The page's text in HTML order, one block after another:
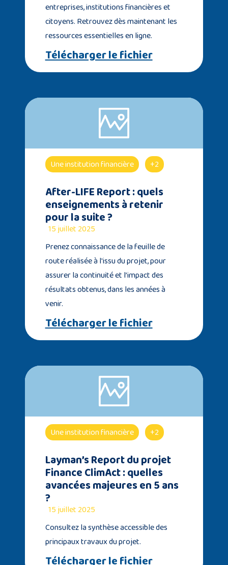
entreprises, institutions financières et
citoyens. Retrouvez dès maintenant les
ressources essentielles en ligne.
Télécharger le fichier
Une institution financière +2
After-LIFE Report : quels
enseignements à retenir
pour la suite ?
15 juillet 2025
Prenez connaissance de la feuille de
route réalisée à l'issu du projet, pour
assurer la continuité et l’impact des
résultats obtenus, dans les années à
venir.
Télécharger le fichier
Une institution financière +2
Layman’s Report du projet
Finance ClimAct : quelles
avancées majeures en 5 ans
?
15 juillet 2025
Consultez la synthèse accessible des
principaux travaux du projet.
Télécharger le fichier